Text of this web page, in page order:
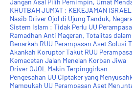
Jangan Asal Pilih Pemimpin, Umat
KHUTBAH JUM'AT : KEKEJAMAN
Nasib Driver Ojol di Ujung Tanduk,
Sistem Islam : Tidak Perlu UU
Ramadhan Anti Mageran, Totalitas
Benarkah RUU Perampasan Aset Solusi
Akankah Koruptor Takut RUU
Kemacetan Jalan Menelan Korban Jiwa
Driver OJOL Makin Terpinggirkan
Pengesahan UU Ciptaker yang
Mampukah UU Perampasan Aset